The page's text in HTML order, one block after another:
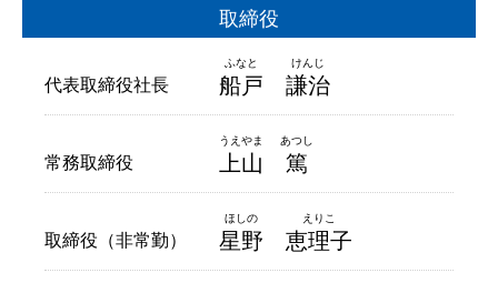
電子公告
FAQ
取締役
代表取締役社長 船戸 謙治
常務取締役 上山 篤
取締役（非常勤） 星野 恵理子